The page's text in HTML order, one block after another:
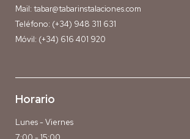
Mail: tabar@tabarinstalaciones.com
Teléfono: (+34) 948 311 631
Móvil: (+34) 616 401 920
Horario
Lunes - Viernes